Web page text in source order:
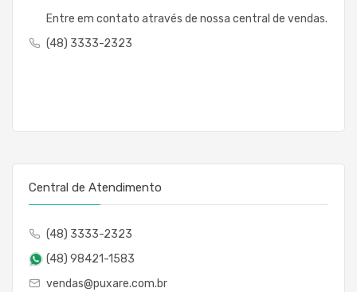
Entre em contato através de nossa central de vendas.
(48) 3333-2323
Central de Atendimento
(48) 3333-2323
(48) 98421-1583
vendas@puxare.com.br